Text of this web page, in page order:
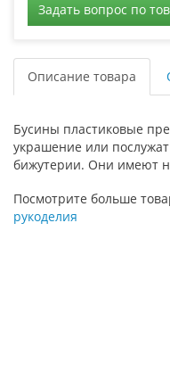
Задать вопрос по
Описание товара
Бусины пластиковые
украшение или
бижутерии. Они имеют
Посмотрите больше
рукоделия